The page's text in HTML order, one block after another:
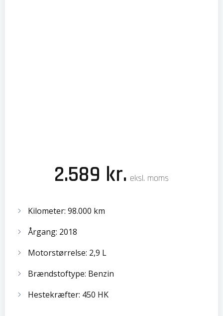
2.589 kr. eksl. moms
Kilometer: 98.000 km
Årgang: 2018
Motorstørrelse: 2,9 L
Brændstoftype: Benzin
Hestekræfter: 450 HK